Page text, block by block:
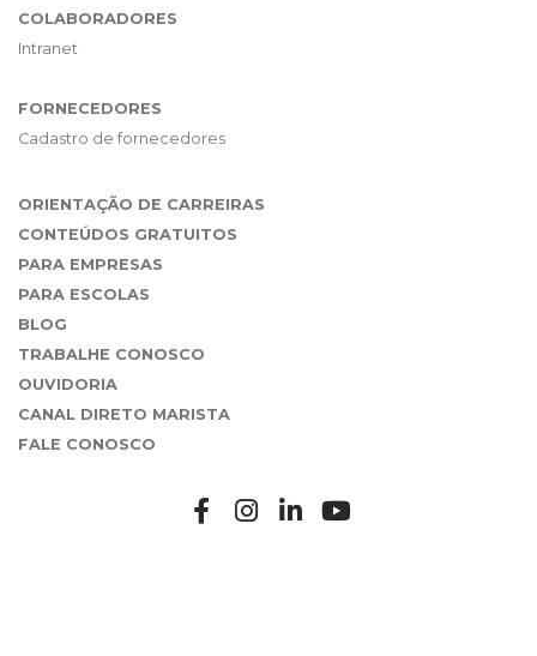
COLABORADORES
Intranet
FORNECEDORES
Cadastro de fornecedores
ORIENTAÇÃO DE CARREIRAS
CONTEÚDOS GRATUITOS
PARA EMPRESAS
PARA ESCOLAS
BLOG
TRABALHE CONOSCO
OUVIDORIA
CANAL DIRETO MARISTA
FALE CONOSCO